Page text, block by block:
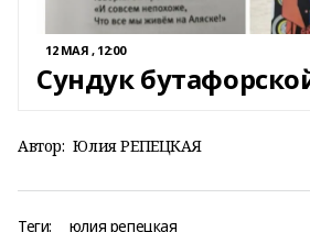
12 МАЯ , 12:00
Сундук
Автор: Юлия РЕПЕЦКАЯ
Теги: юлия репецкая